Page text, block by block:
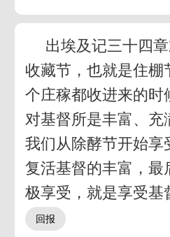
出埃及记三十四
收藏节，也就是住棚
个庄稼都收进来的时
对基督所是丰富、充
我们从除酵节开始享
复活基督的丰富，最
极享受，就是享受基